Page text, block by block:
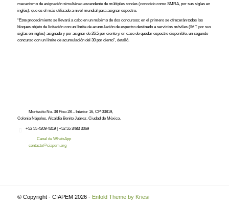
mecanismo de asignación simultáneo ascendente de múltiples rondas (conocido como SMRA, por sus siglas en
inglés), que es el más utilizado a nivel mundial para asignar espectro.
“Este procedimiento se llevará a cabo en un máximo de dos concursos; en el primero se ofrecerán todos los
bloques objeto de licitación con un límite de acumulación de espectro destinado a servicios móviles (IMT por sus
siglas en inglés) asignado y por asignar de 26.5 por ciento y, en caso de quedar espectro disponible, un segundo
concurso con un límite de acumulación del 30 por ciento”, detalló.
Montecito No. 38 Piso 28 – Interior 16, CP 03819,
Colonia Nápoles, Alcaldía Benito Juárez, Ciudad de México.
+52 55 4209 4319 | +52 55 3483 3069
Canal de WhatsApp
contacto@ciapem.org
© Copyright - CIAPEM 2026 - Enfold Theme by Kriesi